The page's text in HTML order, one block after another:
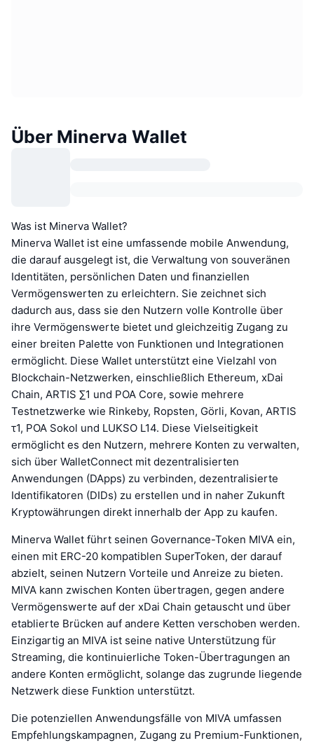
Über Minerva Wallet
Was ist Minerva Wallet?
Minerva Wallet ist eine umfassende mobile Anwendung,
die darauf ausgelegt ist, die Verwaltung von souveränen
Identitäten, persönlichen Daten und finanziellen
Vermögenswerten zu erleichtern. Sie zeichnet sich
dadurch aus, dass sie den Nutzern volle Kontrolle über
ihre Vermögenswerte bietet und gleichzeitig Zugang zu
einer breiten Palette von Funktionen und Integrationen
ermöglicht. Diese Wallet unterstützt eine Vielzahl von
Blockchain-Netzwerken, einschließlich Ethereum, xDai
Chain, ARTIS ∑1 und POA Core, sowie mehrere
Testnetzwerke wie Rinkeby, Ropsten, Görli, Kovan, ARTIS
τ1, POA Sokol und LUKSO L14. Diese Vielseitigkeit
ermöglicht es den Nutzern, mehrere Konten zu verwalten,
sich über WalletConnect mit dezentralisierten
Anwendungen (DApps) zu verbinden, dezentralisierte
Identifikatoren (DIDs) zu erstellen und in naher Zukunft
Kryptowährungen direkt innerhalb der App zu kaufen.
Minerva Wallet führt seinen Governance-Token MIVA ein,
einen mit ERC-20 kompatiblen SuperToken, der darauf
abzielt, seinen Nutzern Vorteile und Anreize zu bieten.
MIVA kann zwischen Konten übertragen, gegen andere
Vermögenswerte auf der xDai Chain getauscht und über
etablierte Brücken auf andere Ketten verschoben werden.
Einzigartig an MIVA ist seine native Unterstützung für
Streaming, die kontinuierliche Token-Übertragungen an
andere Konten ermöglicht, solange das zugrunde liegende
Netzwerk diese Funktion unterstützt.
Die potenziellen Anwendungsfälle von MIVA umfassen
Empfehlungskampagnen, Zugang zu Premium-Funktionen,